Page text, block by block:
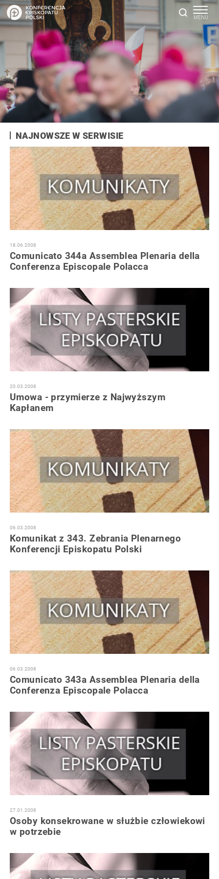
NAJNOWSZE W SERWISIE
18.06.2008
Comunicato 344a Assemblea Plenaria della
Conferenza Episcopale Polacca
20.03.2008
Umowa - przymierze z Najwyższym
Kapłanem
06.03.2008
Komunikat z 343. Zebrania Plenarnego
Konferencji Episkopatu Polski
06.03.2008
Comunicato 343a Assemblea Plenaria della
Conferenza Episcopale Polacca
27.01.2008
Osoby konsekrowane w służbie człowiekowi
w potrzebie